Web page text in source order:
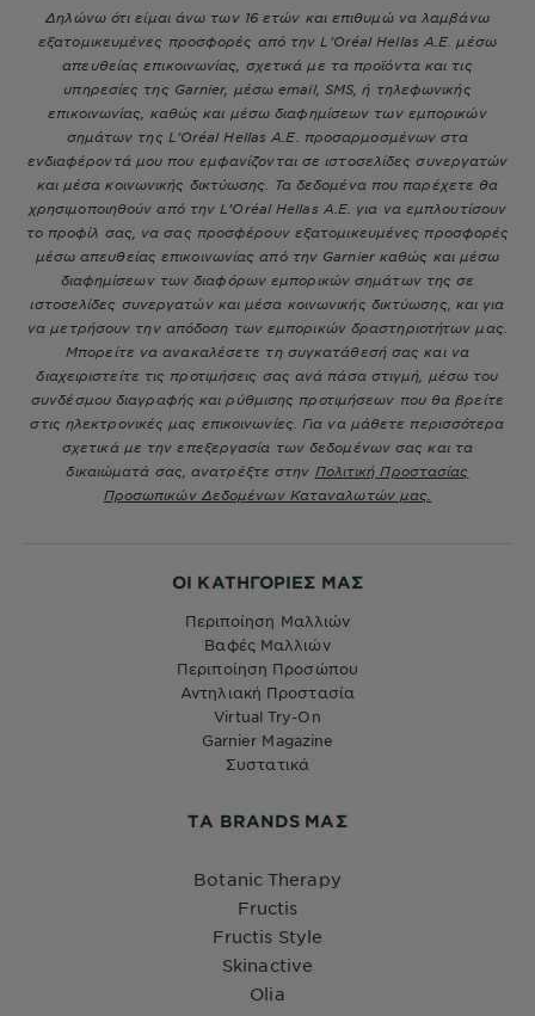
ΟΙ ΚΑΤΗΓΟΡΙΕΣ ΜΑΣ
Περιποίηση Μαλλιών
Βαφές Μαλλιών
Περιποίηση Προσώπου
Αντηλιακή Προστασία
Virtual Try-On
Garnier Magazine
Συστατικά
ΤA BRANDS ΜΑΣ
Botanic Therapy
Fructis
Fructis Style
Skinactive
Olia
Δηλώνω ότι είμαι άνω των 16 ετών και επιθυμώ να λαμβάνω
εξατομικευμένες προσφορές από την L’Oréal Hellas A.E. μέσω
απευθείας επικοινωνίας, σχετικά με τα προϊόντα και τις
υπηρεσίες της Garnier, μέσω email, SMS, ή τηλεφωνικής
επικοινωνίας, καθώς και μέσω διαφημίσεων των εμπορικών
σημάτων της L’Oréal Hellas A.E. προσαρμοσμένων στα
ενδιαφέροντά μου που εμφανίζονται σε ιστοσελίδες συνεργατών
και μέσα κοινωνικής δικτύωσης. Τα δεδομένα που παρέχετε θα
χρησιμοποιηθούν από την L’Oréal Hellas A.E. για να εμπλουτίσουν
το προφίλ σας, να σας προσφέρουν εξατομικευμένες προσφορές
μέσω απευθείας επικοινωνίας από την Garnier καθώς και μέσω
διαφημίσεων των διαφόρων εμπορικών σημάτων της σε
ιστοσελίδες συνεργατών και μέσα κοινωνικής δικτύωσης, και για
να μετρήσουν την απόδοση των εμπορικών δραστηριοτήτων μας.
Μπορείτε να ανακαλέσετε τη συγκατάθεσή σας και να
διαχειριστείτε τις προτιμήσεις σας ανά πάσα στιγμή, μέσω του
συνδέσμου διαγραφής και ρύθμισης προτιμήσεων που θα βρείτε
στις ηλεκτρονικές μας επικοινωνίες. Για να μάθετε περισσότερα
σχετικά με την επεξεργασία των δεδομένων σας και τα
δικαιώματά σας, ανατρέξτε στην Πολιτική Προστασίας
Προσωπικών Δεδομένων Καταναλωτών μας.